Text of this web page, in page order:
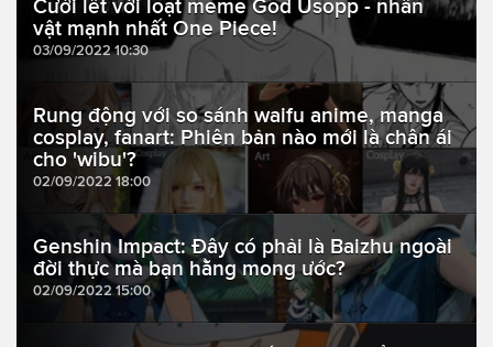
Cười lết với loạt meme God Usopp - nhân
vật mạnh nhất One Piece!
03/09/2022 10:30
Rung động với so sánh waifu anime, manga
cosplay, fanart: Phiên bản nào mới là chân ái
cho 'wibu'?
02/09/2022 18:00
Genshin Impact: Đây có phải là Baizhu ngoài
đời thực mà bạn hằng mong ước?
02/09/2022 15:00